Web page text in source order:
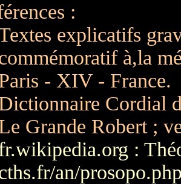
:
explicatifs
à,la
- XIV - France.
Cordial
Grande Robert ;
:
an/